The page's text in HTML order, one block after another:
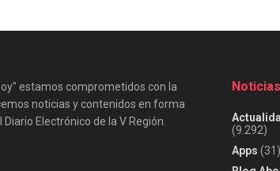
estamos comprometidos con la
noticias y contenidos en forma
Electrónico de la V Región.
(9.292)
Apps (31)